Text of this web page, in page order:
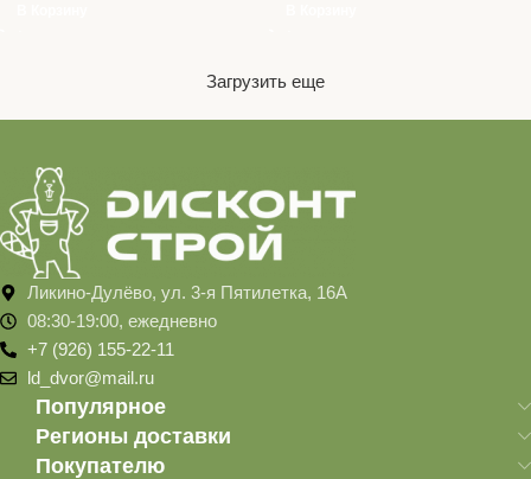
Загрузить еще
Ликино-Дулёво, ул. 3-я Пятилетка, 16А
08:30-19:00, ежедневно
+7 (926) 155-22-11
ld_dvor@mail.ru
Популярное
Регионы доставки
Покупателю